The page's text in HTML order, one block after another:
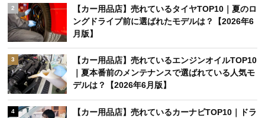
2
【カー用品店】売れているタイヤTOP10｜夏のロ
ングドライブ前に選ばれたモデルは？【2026年6
月版】
3
【カー用品店】売れているエンジンオイルTOP10
｜夏本番前のメンテナンスで選ばれている人気モ
デルは？【2026年6月版】
4
【カー用品店】売れているカーナビTOP10｜ドラ